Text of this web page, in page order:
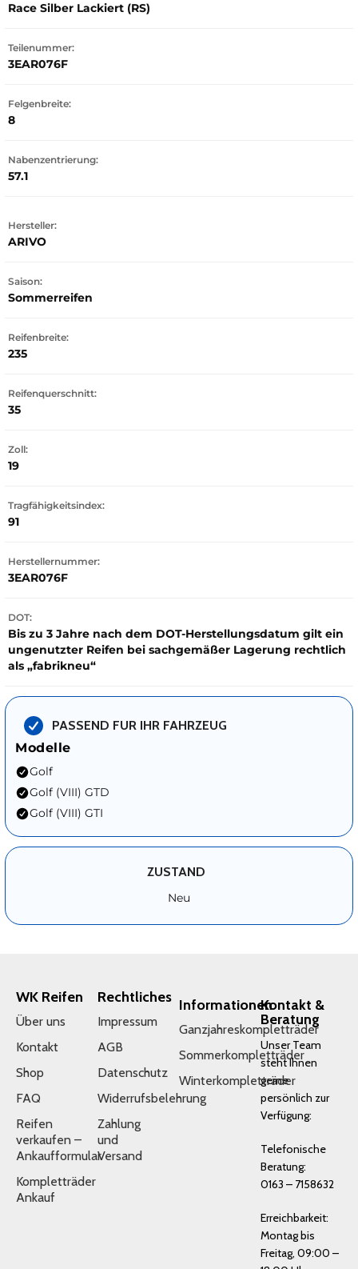
Race Silber Lackiert (RS)
Teilenummer:
3EAR076F
Felgenbreite:
8
Nabenzentrierung:
57.1
Hersteller:
ARIVO
Saison:
Sommerreifen
Reifenbreite:
235
Reifenquerschnitt:
35
Zoll:
19
Tragfähigkeitsindex:
91
Herstellernummer:
3EAR076F
DOT:
Bis zu 3 Jahre nach dem DOT-Herstellungsdatum gilt ein
ungenutzter Reifen bei sachgemäßer Lagerung rechtlich
als „fabrikneu“
PASSEND FUR IHR FAHRZEUG
Modelle
Golf
Golf (VIII) GTD
Golf (VIII) GTI
ZUSTAND
Neu
WK Reifen
Über uns
Kontakt
Shop
FAQ
Reifen
verkaufen –
Ankaufformular
Kompletträder
Ankauf
Rechtliches
Impressum
AGB
Datenschutz
Widerrufsbelehrung
Zahlung
und
Versand
Informationen
Ganzjahreskompletträder
Sommerkompletträder
Winterkompletträder
Kontakt &
Beratung
Unser Team
steht Ihnen
gerne
persönlich zur
Verfügung:
Telefonische
Beratung:
0163 – 7158632
Erreichbarkeit:
Montag bis
Freitag, 09:00 –